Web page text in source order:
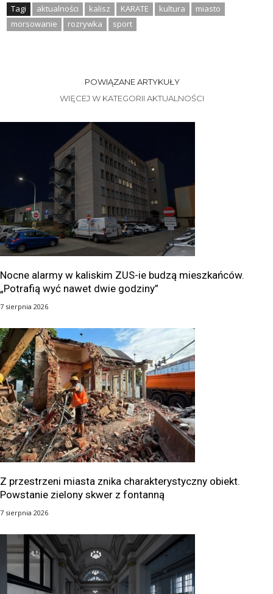
Tagi aktualności kalisz KARATE kultura
miasto
morsowanie
rozrywka sport
POWIĄZANE ARTYKUŁY
WIĘCEJ W KATEGORII AKTUALNOŚCI
Nocne alarmy w kaliskim ZUS-ie budzą mieszkańców.
„Potrafią wyć nawet dwie godziny”
7 sierpnia 2026
Z przestrzeni miasta znika charakterystyczny obiekt.
Powstanie zielony skwer z fontanną
7 sierpnia 2026